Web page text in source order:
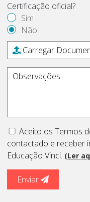
Certificação oficial?
Sim
Não
Carregar
Aceito os Termos
contactado e receber
Educação Vinci. (Ler
Enviar